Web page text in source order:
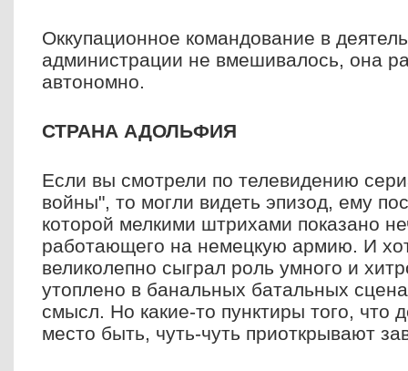
Оккупационное командование в
администрации не вмешивалось, она
автономно.
СТРАНА АДОЛЬФИЯ
Если вы смотрели по телевидению
войны", то могли видеть эпизод, ему
которой мелкими штрихами показано
работающего на немецкую армию. И
великолепно сыграл роль умного и
утоплено в банальных батальных
смысл. Но какие-то пунктиры того, что
место быть, чуть-чуть приоткрывают